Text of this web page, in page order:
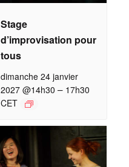
Stage
d’improvisation pour
tous
dimanche 24 janvier
2027 @14h30 – 17h30
CET